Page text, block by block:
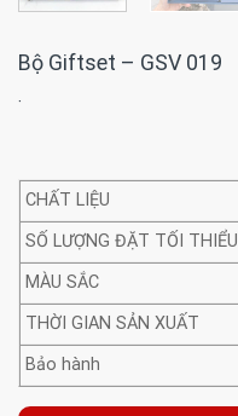
Bộ Giftset – GSV 019
·
CHẤT LIỆU
SỐ LƯỢNG ĐẶT TỐI THIỂU
MÀU SẮC
THỜI GIAN SẢN XUẤT
Bảo hành